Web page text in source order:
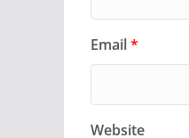
Email*
Website